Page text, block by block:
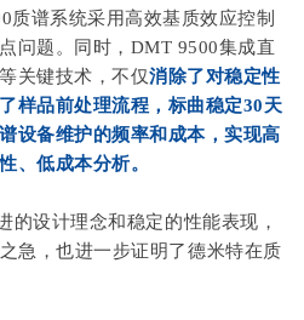
质谱系统采用高效基质效应控制
问题。
同时，DMT 9500集成直
关键技术，不仅消除了对稳定性
样品前处理流程，标曲稳定30天
设备维护的频率和成本，实现高
、低成本分析。
的设计理念和稳定的性能表现，
急，也进一步证明了德米特在质